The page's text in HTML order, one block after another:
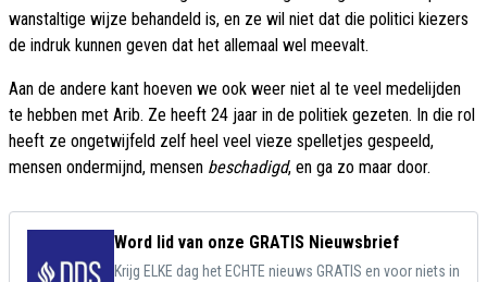
wanstaltige wijze behandeld is, en ze wil niet dat die politici kiezers
de indruk kunnen geven dat het allemaal wel meevalt.
Aan de andere kant hoeven we ook weer niet al te veel medelijden
te hebben met Arib. Ze heeft 24 jaar in de politiek gezeten. In die rol
heeft ze ongetwijfeld zelf heel veel vieze spelletjes gespeeld,
mensen ondermijnd, mensen beschadigd, en ga zo maar door.
Word lid van onze GRATIS Nieuwsbrief
Krijg ELKE dag het ECHTE nieuws GRATIS en voor niets in